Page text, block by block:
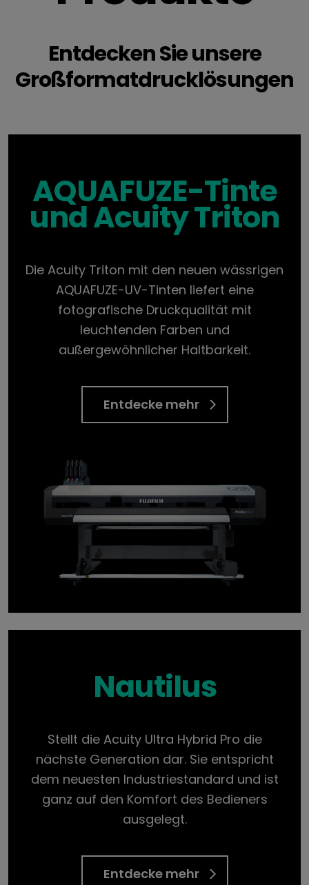
Entdecken Sie unsere
Großformatdrucklösungen
AQUAFUZE-Tinte
und Acuity Triton
Die Acuity Triton mit den neuen wässrigen
AQUAFUZE-UV-Tinten liefert eine
fotografische Druckqualität mit
leuchtenden Farben und
außergewöhnlicher Haltbarkeit.
Entdecke mehr
Nautilus
Stellt die Acuity Ultra Hybrid Pro die
nächste Generation dar. Sie entspricht
dem neuesten Industriestandard und ist
ganz auf den Komfort des Bedieners
ausgelegt.
Entdecke mehr